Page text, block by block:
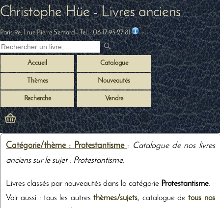
Christophe Hüe - Livres anciens
Paris 9e, 1 rue Pierre Semard- Tel. :06 17 93 27 81
Accueil Catalogue
Thèmes Nouveautés
Recherche Vendre
Catégorie/thème : Protestantisme : Catalogue de nos livres
anciens sur le sujet : Protestantisme.
Livres classés par nouveautés dans la catégorie Protestantisme.
Voir aussi : tous les autresthèmes/sujets, catalogue detous nos